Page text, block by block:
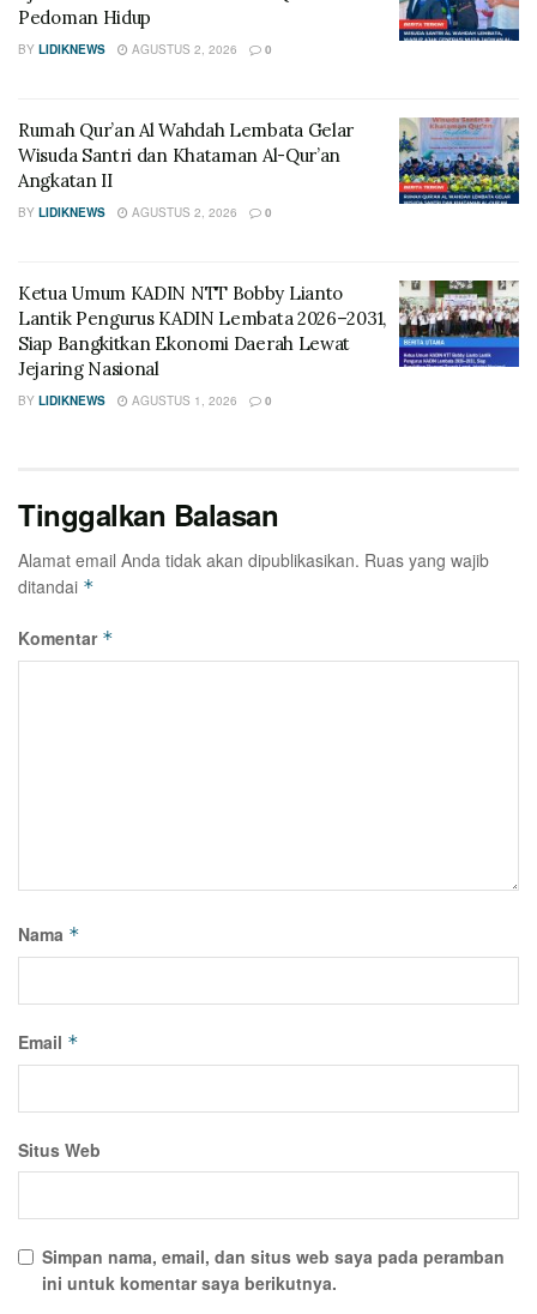
Pedoman Hidup
BY LIDIKNEWS AGUSTUS 2, 2026 0
Rumah Qur’an Al Wahdah Lembata Gelar
Wisuda Santri dan Khataman Al-Qur’an
Angkatan II
BY LIDIKNEWS AGUSTUS 2, 2026 0
Ketua Umum KADIN NTT Bobby Lianto
Lantik Pengurus KADIN Lembata 2026–2031,
Siap Bangkitkan Ekonomi Daerah Lewat
Jejaring Nasional
BY LIDIKNEWS AGUSTUS 1, 2026 0
Tinggalkan Balasan
Alamat email Anda tidak akan dipublikasikan. Ruas yang wajib
ditandai *
Komentar *
Nama *
Email *
Situs Web
Simpan nama, email, dan situs web saya pada peramban
ini untuk komentar saya berikutnya.